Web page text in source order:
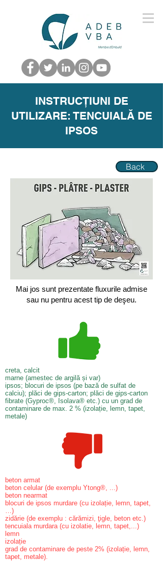
INSTRUCȚIUNI DE
UTILIZARE: TENCUIALĂ DE
IPSOS
Back
Mai jos sunt prezentate fluxurile admise
sau nu pentru acest tip de deşeu.
creta, calcit
marne (amestec de argilă și var)
ipsos; blocuri de ipsos (pe bază de sulfat de
calciu); plăci de gips-carton; plăci de gips-carton
fibrate (Gyproc®, Isolava® etc.) cu un grad de
contaminare de max. 2 % (izolație, lemn, tapet,
metale)
beton armat
beton celular (de exemplu Ytong®, ...)
beton nearmat
blocuri de ipsos murdare (cu izolație, lemn, tapet,
…)
zidărie (de exemplu : cărămizi, ţigle, beton etc.)
tencuiala murdara (cu izolatie, lemn, tapet,...)
lemn
izolație
grad de contaminare de peste 2% (izolație, lemn,
tapet, metale).